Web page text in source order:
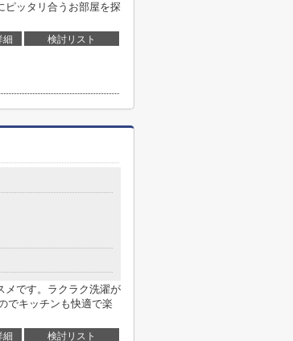
ピッタリ合うお部屋を探
細 検討リスト
メです。ラクラク洗濯が
でキッチンも快適で楽
細 検討リスト